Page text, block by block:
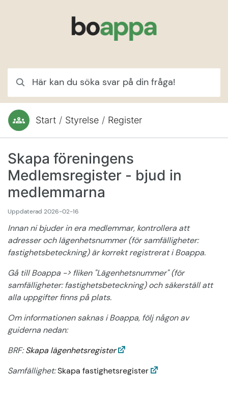
Du är här:Start / Styrelse / Register
Skapa föreningens
Medlemsregister - bjud in
medlemmarna
Uppdaterad 2026-02-16
Innan ni bjuder in era medlemmar, kontrollera att
adresser och lägenhetsnummer (för samfälligheter:
fastighetsbeteckning) är korrekt registrerat i Boappa.
Gå till Boappa -> fliken "Lägenhetsnummer" (för
samfälligheter: fastighetsbeteckning) och säkerställ att
alla uppgifter finns på plats.
Om informationen saknas i Boappa, följ någon av
guiderna nedan:
BRF: Skapa lägenhetsregister
Samfällighet:Skapa fastighetsregister